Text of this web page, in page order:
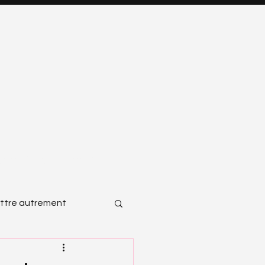
autrement